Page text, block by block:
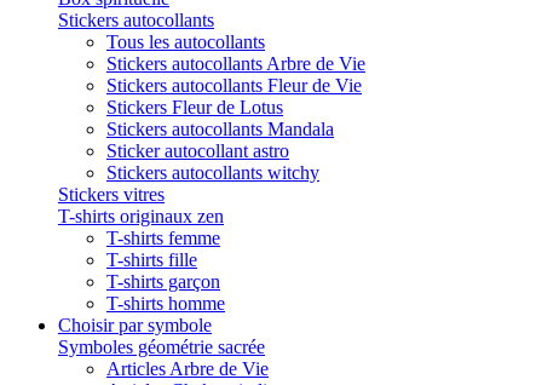
Stickers autocollants
Tous les autocollants
Stickers autocollants Arbre de Vie
Stickers autocollants Fleur de Vie
Stickers Fleur de Lotus
Stickers autocollants Mandala
Sticker autocollant astro
Stickers autocollants witchy
Stickers vitres
T-shirts originaux zen
T-shirts femme
T-shirts fille
T-shirts garçon
T-shirts homme
Choisir par symbole
Symboles géométrie sacrée
Articles Arbre de Vie